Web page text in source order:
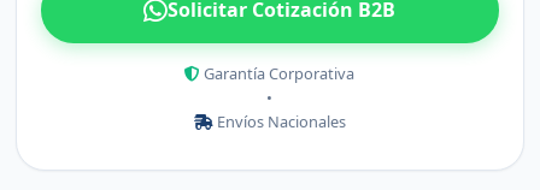
Solicitar Cotización B2B
Garantía Corporativa
•
Envíos Nacionales